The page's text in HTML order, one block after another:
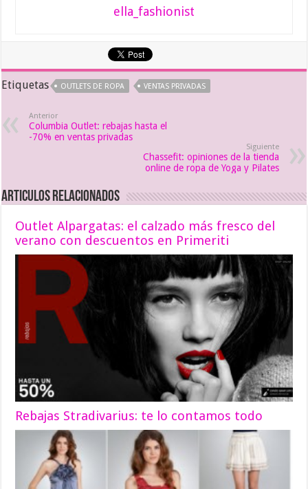
ella_fashionist
Etiquetas OUTLETS DE ROPA VENTAS PRIVADAS
Anterior
Columbia Outlet: rebajas hasta el
-70% en ventas privadas
Siguiente
Chassefit: opiniones de la tienda
online de ropa de Yoga y Pilates
Articulos relacionados
Outlet Alpargatas: el calzado más fresco del
verano con descuentos en Primeriti
Rebajas Stradivarius: te lo contamos todo